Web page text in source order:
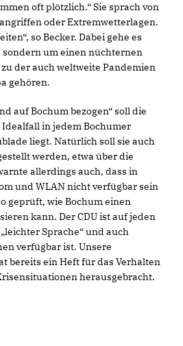
oft plötzlich.“ Sie sprach von
oder Extremwetterlagen.
so Becker. Dabei gehe es
um einen nüchternen
der auch weltweite Pandemien
gehören.
auf Bochum bezogen“ soll die
in jedem Bochumer
liegt. Natürlich soll sie auch
werden, etwa über die
allerdings auch, dass in
und WLAN nicht verfügbar sein
geprüft, wie Bochum einen
kann. Der CDU ist auf jeden
Sprache“ und auch
verfügbar ist. Unsere
bereits ein Heft für das Verhalten
herausgebracht.